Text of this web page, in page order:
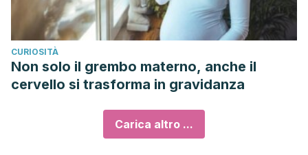
CURIOSITÀ
Non solo il grembo materno, anche il
cervello si trasforma in gravidanza
Carica altro ...